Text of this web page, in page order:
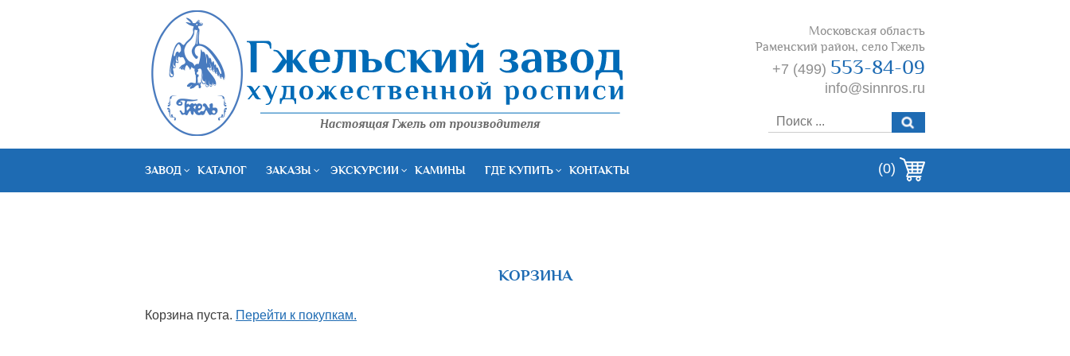
Московская область
Раменский район, село Гжель
+7 (499) 553-84-09
info@sinnros.ru
ЗАВОД КАТАЛОГ ЗАКАЗЫ ЭКСКУРСИИ КАМИНЫ ГДЕ КУПИТЬ КОНТАКТЫ (0)
КОРЗИНА
Корзина пуста. Перейти к покупкам.